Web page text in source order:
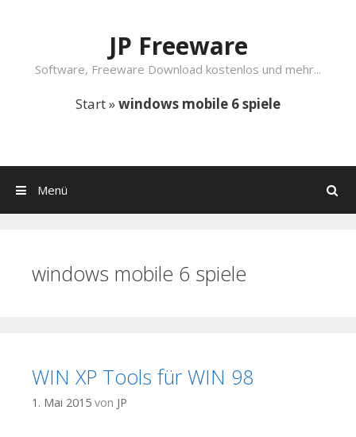
JP Freeware
Software, Freeware Download kostenlos und mehr...
Start»windows mobile 6 spiele
Suchen
Menü
windows mobile 6 spiele
WIN XP Tools für WIN 98
1. Mai 2015 von JP